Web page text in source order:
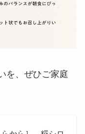
を、ぜひご家庭